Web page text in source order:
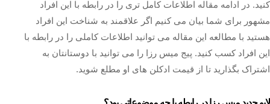
کنید. در ادامه مقاله اطلاعات کامل تری را در رابطه با این افراد
مشهور برای شما بیان می کنیم اگر علاقمند به شناخت این افراد
هستید با مطالعه این مقاله می توانید اطلاعات کاملی را در رابطه با
این افراد کسب کنید. پیج میس رزا را می توانید با دوستانتان به
اشتراک بگذارید تا از قیمت ادکلن های او مطلع شوید.